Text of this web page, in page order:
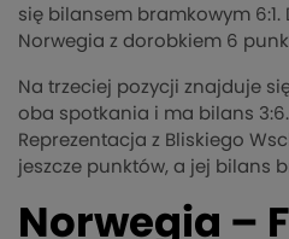
się bilansem bramkowym
Norwegia z dorobkiem 6
Na trzeciej pozycji znajduje
oba spotkania i ma bilans
Reprezentacja z Bliskiego
jeszcze punktów, a jej bilans
Norwegia –